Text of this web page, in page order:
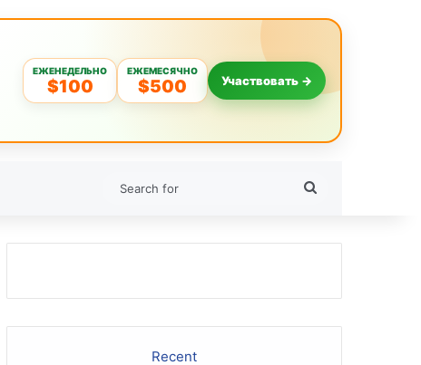
ЕЖЕНЕДЕЛЬНО
$100
ЕЖЕМЕСЯЧНО
$500 Участвовать →
Recent